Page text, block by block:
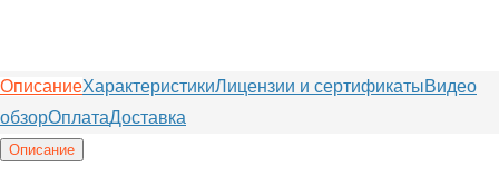
ОписаниеХарактеристикиЛицензии и сертификатыВидео
обзорОплатаДоставка
Описание